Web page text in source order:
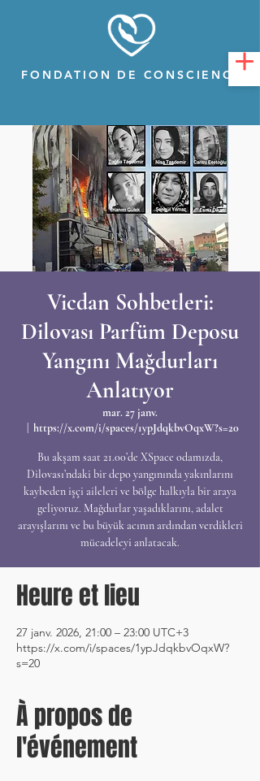
FONDATION DE CONSCIENCE
Vicdan Sohbetleri:
Dilovası Parfüm Deposu
Yangını Mağdurları
Anlatıyor
mar. 27 janv.
https://x.com/i/spaces/1ypJdqkbvOqxW?s=20
Bu akşam saat 21.00’de XSpace odamızda,
Dilovası’ndaki bir depo yangınında yakınlarını
kaybeden işçi aileleri ve bölge halkıyla bir araya
geliyoruz. Mağdurlar yaşadıklarını, adalet
arayışlarını ve bu büyük acının ardından verdikleri
mücadeleyi anlatacak.
Heure et lieu
27 janv. 2026, 21:00 – 23:00 UTC+3
https://x.com/i/spaces/1ypJdqkbvOqxW?
s=20
À propos de
l'événement